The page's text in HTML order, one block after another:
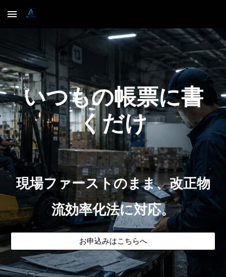
Skip to main content
いつもの帳票に書
くだけ
現場ファーストのまま、改正物
流効率化法に対応。
お申込みはこちらへ